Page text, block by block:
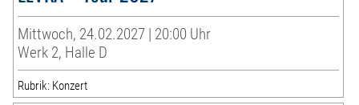
Mittwoch, 24.02.2027 | 20:00 Uhr
Werk 2, Halle D
Rubrik: Konzert